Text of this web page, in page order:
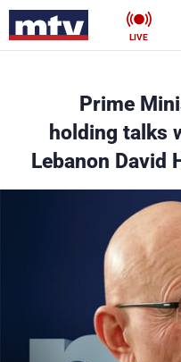
LIVE
Prime
holding talks
Lebanon David
رياضة